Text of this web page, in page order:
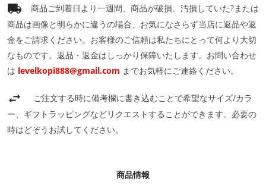
商品ご到着日より一週間、商品が破損、汚損していた?または
商品は画像と明らかに違うの場合、お気になさらず当店に返品や返
金をご請求ください。お客様のご信頼は私たちにとって何より大切
なものです。返品・返金はしっかり保障いたします。お問い合わせ
は levelkopi888@gmail.com までお気軽にご連絡ください。
ご注文する時に備考欄に書き込むことで希望なサイズ/カラ
ー、ギフトラッピングなどリクエストすることができます。必要の
時はどぞうお試してください。
商品情報